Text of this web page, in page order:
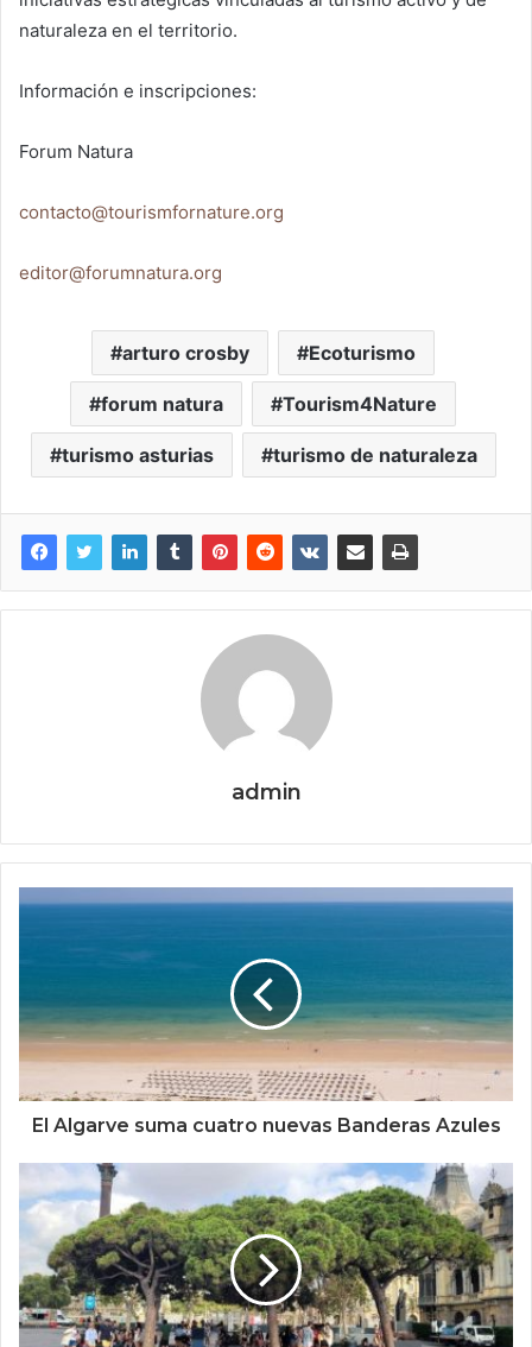
naturaleza en el territorio.
Información e inscripciones:
Forum Natura
contacto@tourismfornature.org
editor@forumnatura.org
arturo crosby Ecoturismo
forum natura Tourism4Nature
turismo asturias turismo de naturaleza
admin
El Algarve suma cuatro nuevas Banderas Azules